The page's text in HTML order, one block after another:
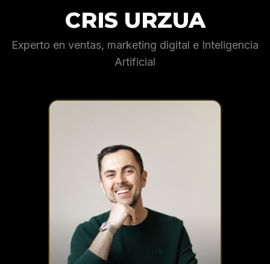
CRIS URZUA
Experto en ventas, marketing digital e Inteligencia
Artificial